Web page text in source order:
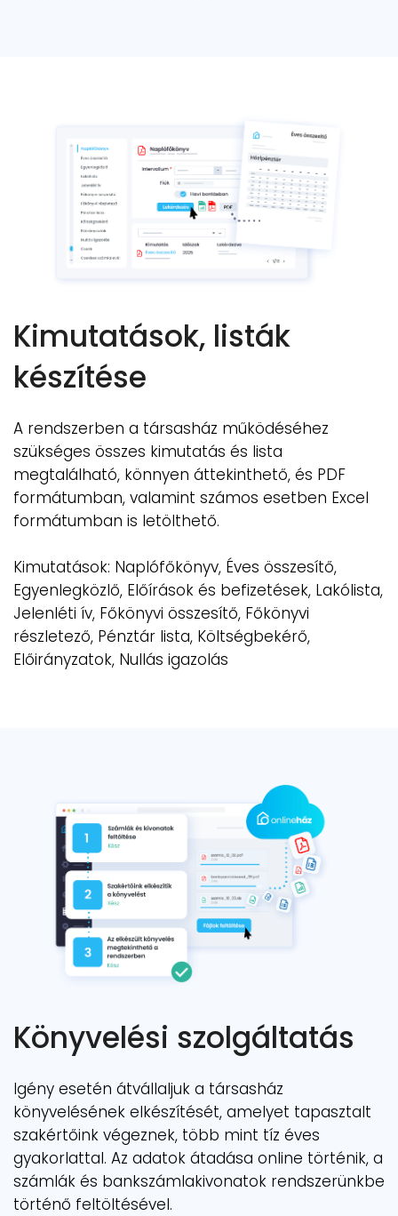
Kimutatások, listák
készítése
A rendszerben a társasház működéséhez
szükséges összes kimutatás és lista
megtalálható, könnyen áttekinthető, és PDF
formátumban, valamint számos esetben Excel
formátumban is letölthető.
Kimutatások: Naplófőkönyv, Éves összesítő,
Egyenlegközlő, Előírások és befizetések, Lakólista,
Jelenléti ív, Főkönyvi összesítő, Főkönyvi
részletező, Pénztár lista, Költségbekérő,
Előirányzatok, Nullás igazolás
Könyvelési szolgáltatás
Igény esetén átvállaljuk a társasház
könyvelésének elkészítését, amelyet tapasztalt
szakértőink végeznek, több mint tíz éves
gyakorlattal. Az adatok átadása online történik, a
számlák és bankszámlakivonatok rendszerünkbe
történő feltöltésével.